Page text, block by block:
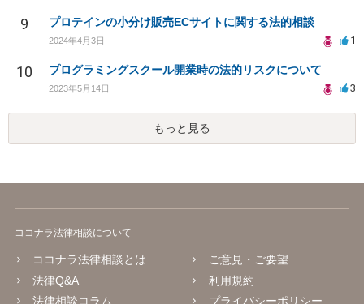
9 プロテインの小分け販売ECサイトに関する法的相談
2024年4月3日 1
10 プログラミングスクール開業時の法的リスクについて
2023年5月14日 3
もっと見る
ココナラ法律相談について
ココナラ法律相談とは
法律Q&A
法律相談コラム
ご意見・ご要望
利用規約
プライバシーポリシー